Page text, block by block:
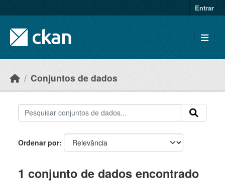
Entrar
Conjuntos de dados
Ordenar por
1 conjunto de dados encontrado